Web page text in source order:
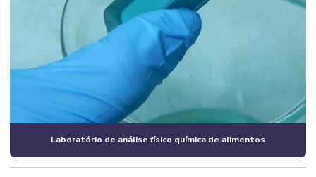
Laboratório de análise físico química de alimentos